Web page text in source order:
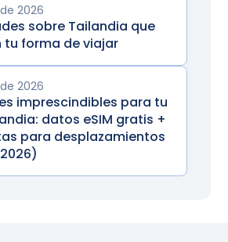
2026
sobre Tailandia que
forma de viajar
2026
imprescindibles para tu
datos eSIM gratis +
para desplazamientos